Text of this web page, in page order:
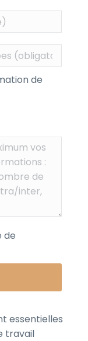
de
de
essentielles
travail